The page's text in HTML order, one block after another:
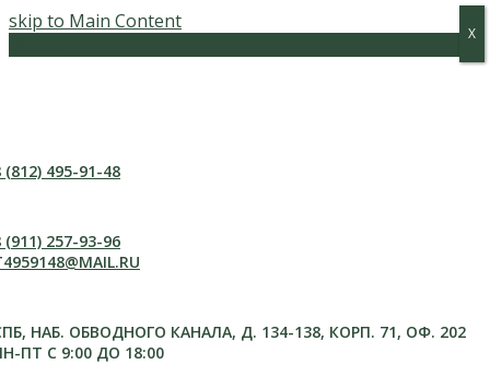
skip to Main Content
(812) 495-91-48
(911) 257-93-96
НАБ. ОБВОДНОГО КАНАЛА, Д. 134-138, КОРП. 71, ОФ. 202
ПТ С 9:00 ДО 18:00
Х
Х